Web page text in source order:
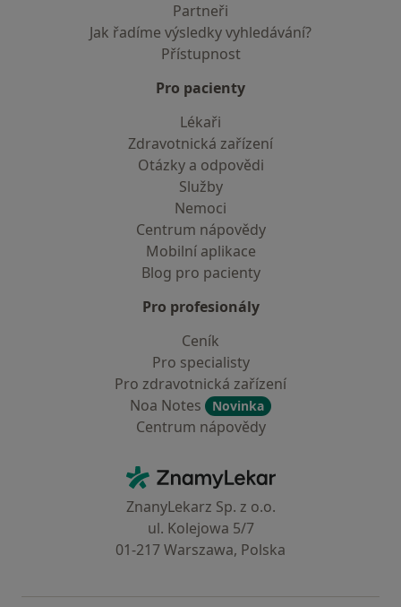
Partneři
Jak řadíme výsledky vyhledávání?
Přístupnost
Pro pacienty
Lékaři
Zdravotnická zařízení
Otázky a odpovědi
Služby
Nemoci
Centrum nápovědy
Mobilní aplikace
Blog pro pacienty
Pro profesionály
Ceník
Pro specialisty
Pro zdravotnická zařízení
Noa Notes
Novinka
Centrum nápovědy
ZnamyLekar - Hlavní stránka
ZnanyLekarz Sp. z o.o.
ul. Kolejowa 5/7
01-217 Warszawa, Polska